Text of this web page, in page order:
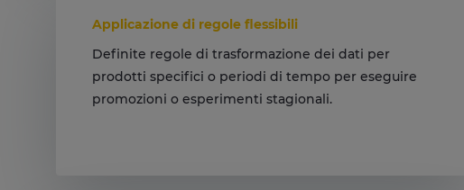
Applicazione di regole flessibili
Definite regole di trasformazione dei dati per
prodotti specifici o periodi di tempo per eseguire
promozioni o esperimenti stagionali.